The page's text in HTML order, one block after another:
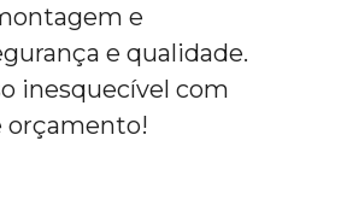
e
e qualidade.
inesquecível com
orçamento!